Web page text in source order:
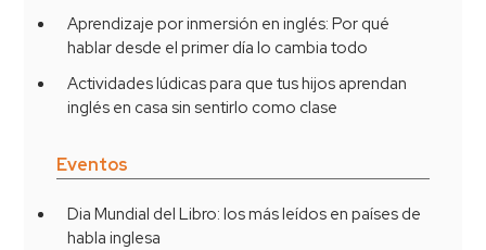
Aprendizaje por inmersión en inglés: Por qué
hablar desde el primer día lo cambia todo
Actividades lúdicas para que tus hijos aprendan
inglés en casa sin sentirlo como clase
Eventos
Dia Mundial del Libro: los más leídos en países de
habla inglesa